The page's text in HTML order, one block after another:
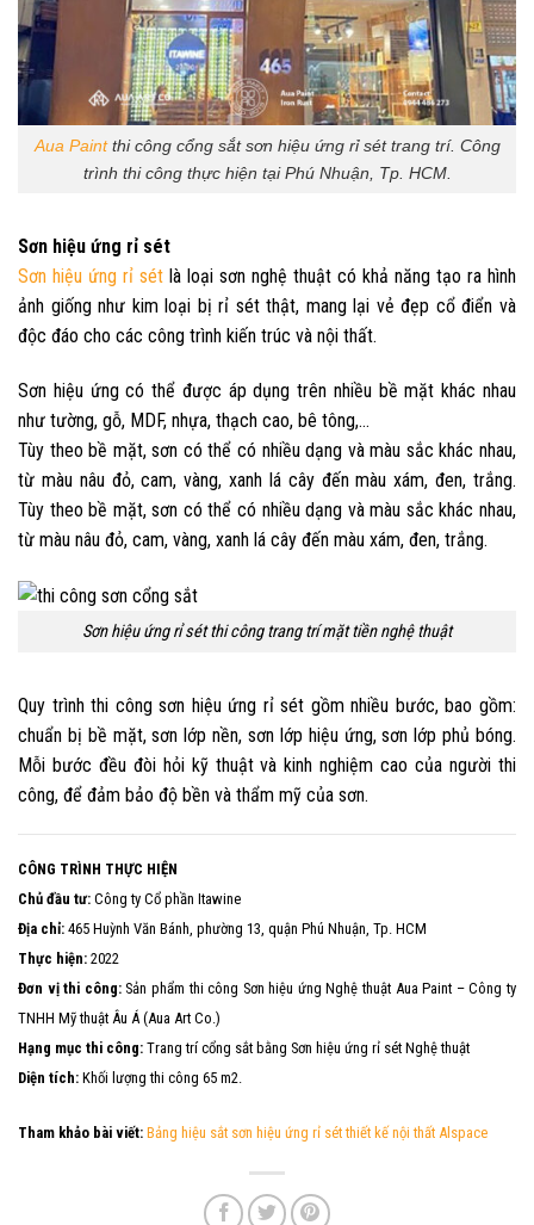
Aua Paint thi công cổng sắt sơn hiệu ứng rỉ sét trang trí. Công
trình thi công thực hiện tại Phú Nhuận, Tp. HCM.
Sơn hiệu ứng rỉ sét
Sơn hiệu ứng rỉ sét là loại sơn nghệ thuật có khả năng tạo ra hình
ảnh giống như kim loại bị rỉ sét thật, mang lại vẻ đẹp cổ điển và
độc đáo cho các công trình kiến trúc và nội thất.
Sơn hiệu ứng có thể được áp dụng trên nhiều bề mặt khác nhau
như tường, gỗ, MDF, nhựa, thạch cao, bê tông,…
Tùy theo bề mặt, sơn có thể có nhiều dạng và màu sắc khác nhau,
từ màu nâu đỏ, cam, vàng, xanh lá cây đến màu xám, đen, trắng.
Tùy theo bề mặt, sơn có thể có nhiều dạng và màu sắc khác nhau,
từ màu nâu đỏ, cam, vàng, xanh lá cây đến màu xám, đen, trắng.
Sơn hiệu ứng rỉ sét thi công trang trí mặt tiền nghệ thuật
Quy trình thi công sơn hiệu ứng rỉ sét gồm nhiều bước, bao gồm:
chuẩn bị bề mặt, sơn lớp nền, sơn lớp hiệu ứng, sơn lớp phủ bóng.
Mỗi bước đều đòi hỏi kỹ thuật và kinh nghiệm cao của người thi
công, để đảm bảo độ bền và thẩm mỹ của sơn.
CÔNG TRÌNH THỰC HIỆN
Chủ đầu tư: Công ty Cổ phần Itawine
Địa chỉ: 465 Huỳnh Văn Bánh, phường 13, quận Phú Nhuận, Tp. HCM
Thực hiện: 2022
Đơn vị thi công:Sản phẩm thi công Sơn hiệu ứng Nghệ thuật Aua Paint – Công ty
TNHH Mỹ thuật Âu Á (Aua Art Co.)
Hạng mục thi công: Trang trí cổng sắt bằng Sơn hiệu ứng rỉ sét Nghệ thuật
Diện tích: Khối lượng thi công 65 m2.
Tham khảo bài viết: Bảng hiệu sắt sơn hiệu ứng rỉ sét thiết kế nội thất Alspace